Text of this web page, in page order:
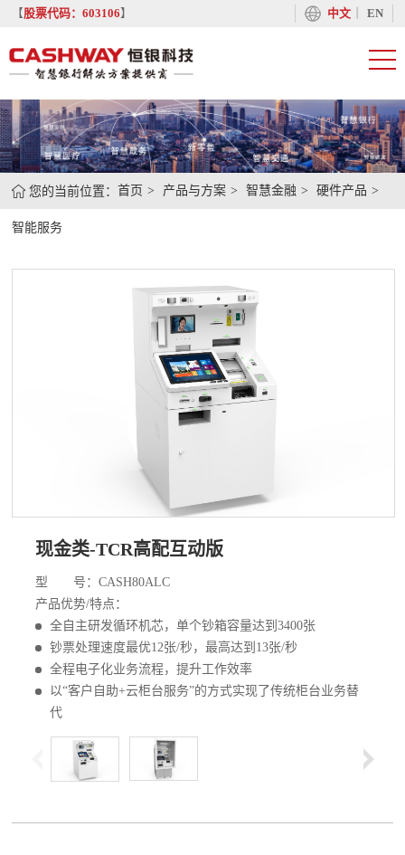
【股票代码：603106】 中文丨 EN
您的当前位置：首页 产品与方案 智慧金融 硬件产品
智能服务
现金类-TCR高配互动版
型 号：CASH80ALC
产品优势/特点：
全自主研发循环机芯，单个钞箱容量达到3400张
钞票处理速度最优12张/秒，最高达到13张/秒
全程电子化业务流程，提升工作效率
以“客户自助+云柜台服务”的方式实现了传统柜台业务替
代